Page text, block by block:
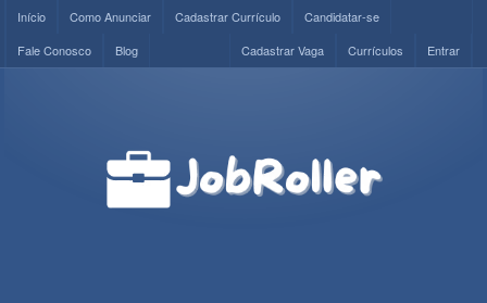
Início Como Anunciar Cadastrar Currículo
Candidatar-se
Fale Conosco
Blog Entrar
Currículos
Cadastrar Vaga